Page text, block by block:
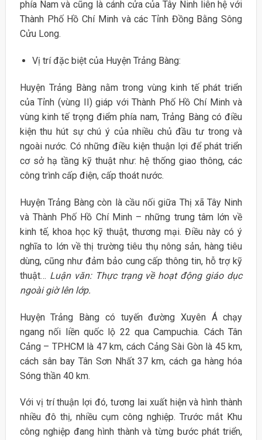
phía Nam và cũng là cánh cửa của Tây Ninh liên hệ với
Thành Phố Hồ Chí Minh và các Tỉnh Đồng Bằng Sông
Cửu Long.
Vị trí đặc biệt của Huyện Trảng Bàng:
Huyện Trảng Bàng nằm trong vùng kinh tế phát triển
của Tỉnh (vùng II) giáp với Thành Phố Hồ Chí Minh và
vùng kinh tế trọng điểm phía nam, Trảng Bàng có điều
kiện thu hút sự chú ý của nhiều chủ đầu tư trong và
ngoài nước. Có những điều kiện thuận lợi để phát triển
cơ sở hạ tầng kỹ thuật như: hệ thống giao thông, các
công trình cấp điện, cấp thoát nước.
Huyện Trảng Bàng còn là cầu nối giữa Thị xã Tây Ninh
và Thành Phố Hồ Chí Minh – những trung tâm lớn về
kinh tế, khoa học kỹ thuật, thương mại. Điều này có ý
nghĩa to lớn về thị trường tiêu thụ nông sản, hàng tiêu
dùng, cũng như đảm bảo cung cấp thông tin, hỗ trợ kỹ
thuật… Luận văn: Thực trạng về hoạt động giáo dục
ngoài giờ lên lớp.
Huyện Trảng Bàng có tuyến đường Xuyên Á chạy
ngang nối liền quốc lộ 22 qua Campuchia. Cách Tân
Cảng – TP.HCM là 47 km, cách Cảng Sài Gòn là 45 km,
cách sân bay Tân Sơn Nhất 37 km, cách ga hàng hóa
Sóng thần 40 km.
Với vị trí thuận lợi đó, tương lai xuất hiện và hình thành
nhiều đô thị, nhiều cụm công nghiệp. Trước mắt Khu
công nghiệp đang hình thành và từng bước phát triển,